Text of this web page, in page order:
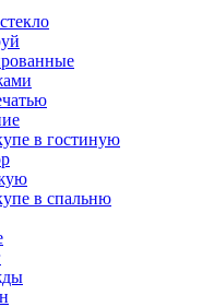
в гостиную
в спальню